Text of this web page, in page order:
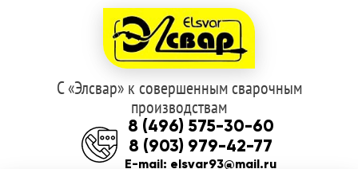
Перейти
к
навигации
Перейти
к
содержимому
С «Элсвар» к совершенным сварочным
производствам
8 (496) 575-30-60
8 (903) 979-42-77
E-mail: elsvar93@mail.ru